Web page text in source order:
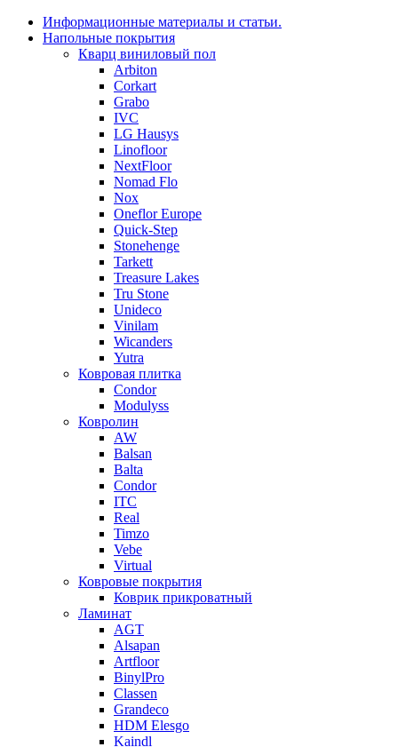
Информационные материалы и статьи.
Напольные покрытия
Кварц виниловый пол
Arbiton
Corkart
Grabo
IVC
LG Hausys
Linofloor
NextFloor
Nomad Flo
Nox
Oneflor Europe
Quick-Step
Stonehenge
Tarkett
Treasure Lakes
Tru Stone
Unideco
Vinilam
Wicanders
Yutra
Ковровая плитка
Condor
Modulyss
Ковролин
AW
Balsan
Balta
Condor
ITC
Real
Timzo
Vebe
Virtual
Ковровые покрытия
Коврик прикроватный
Ламинат
AGT
Alsapan
Artfloor
BinylPro
Classen
Grandeco
HDM Elesgo
Kaindl